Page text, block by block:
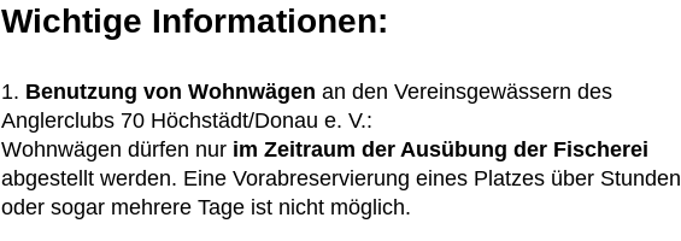
Wichtige Informationen:
1. Benutzung von Wohnwägen an den Vereinsgewässern des
Anglerclubs 70 Höchstädt/Donau e. V.:
Wohnwägen dürfen nur im Zeitraum der Ausübung der Fischerei
abgestellt werden. Eine Vorabreservierung eines Platzes über Stunden
oder sogar mehrere Tage ist nicht möglich.